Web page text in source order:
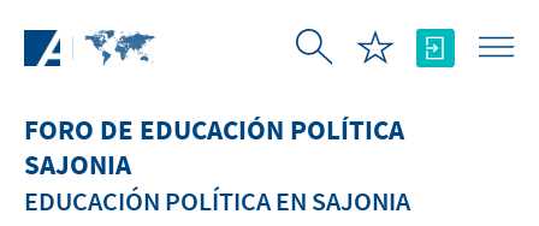
FORO DE EDUCACIÓN POLÍTICA
SAJONIA
EDUCACIÓN POLÍTICA EN SAJONIA